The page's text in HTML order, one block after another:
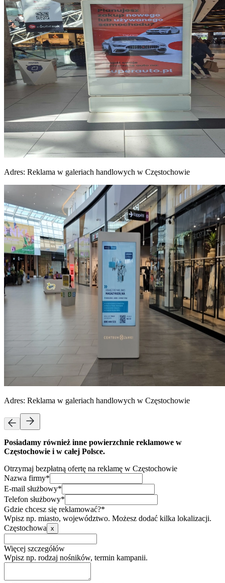
Adres: Reklama w galeriach handlowych w Częstochowie
Adres: Reklama w galeriach handlowych w Częstochowie
Posiadamy również inne powierzchnie reklamowe w
Częstochowie i w całej Polsce.
Otrzymaj bezpłatną ofertę na reklamę w Częstochowie
Nazwa firmy*
E-mail służbowy*
Telefon służbowy*
Gdzie chcesz się reklamować?*
Wpisz np. miasto, województwo. Możesz dodać kilka lokalizacji.
Częstochowa x
Więcej szczegółów
Wpisz np. rodzaj nośników, termin kampanii.